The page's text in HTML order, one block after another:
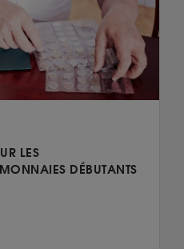
LES
DÉBUTANTS